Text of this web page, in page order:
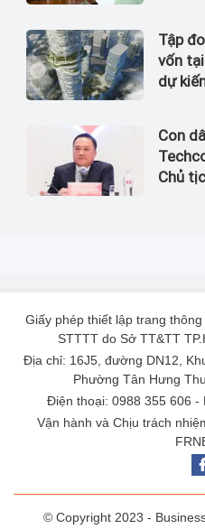
Tập
vốn
dự
Con
Chủ
Giấy phép thiết lập trang
STTTT do Sở TT&TT
Địa chỉ: 16J5, đường DN12,
Phường Tân Hưng
Điện thoại: 0988 355 606 -
Vận hành và Chịu trách
© Copyright 2023 -